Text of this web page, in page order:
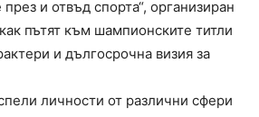
и отвъд спорта“, организиран
пътят към шампионските титли
и дългосрочна визия за
личности от различни сфери